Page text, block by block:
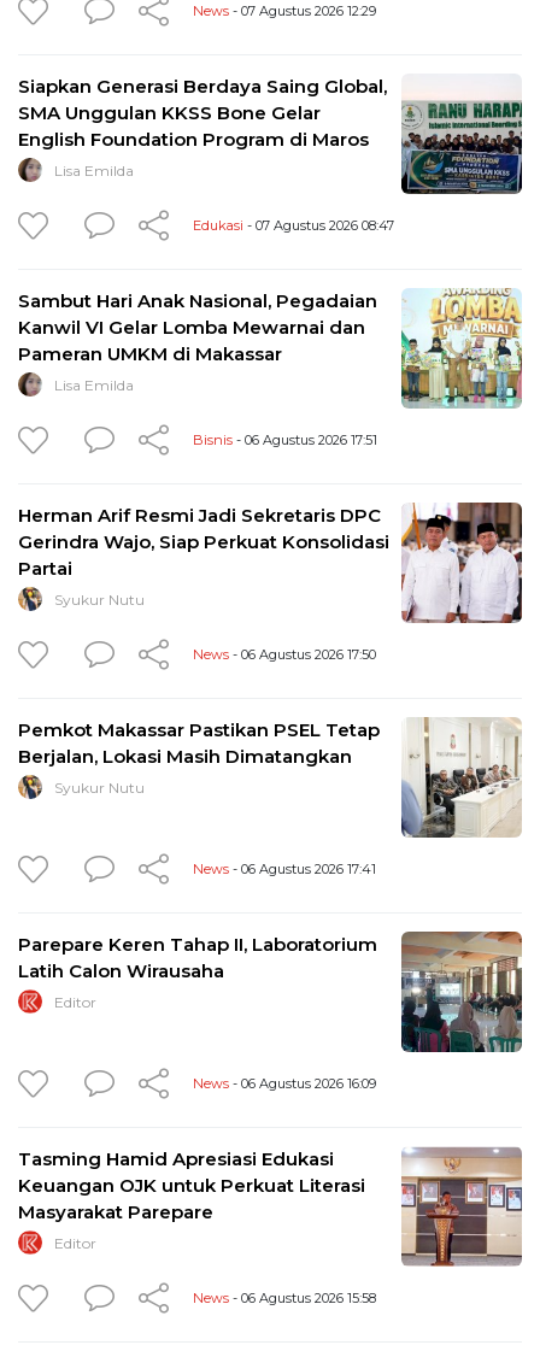
News - 07 Agustus 2026 12:29
Siapkan Generasi Berdaya Saing Global,
SMA Unggulan KKSS Bone Gelar
English Foundation Program di Maros
Lisa Emilda
Edukasi - 07 Agustus 2026 08:47
Sambut Hari Anak Nasional, Pegadaian
Kanwil VI Gelar Lomba Mewarnai dan
Pameran UMKM di Makassar
Lisa Emilda
Bisnis - 06 Agustus 2026 17:51
Herman Arif Resmi Jadi Sekretaris DPC
Gerindra Wajo, Siap Perkuat Konsolidasi
Partai
Syukur Nutu
News - 06 Agustus 2026 17:50
Pemkot Makassar Pastikan PSEL Tetap
Berjalan, Lokasi Masih Dimatangkan
Syukur Nutu
News - 06 Agustus 2026 17:41
Parepare Keren Tahap II, Laboratorium
Latih Calon Wirausaha
Editor
News - 06 Agustus 2026 16:09
Tasming Hamid Apresiasi Edukasi
Keuangan OJK untuk Perkuat Literasi
Masyarakat Parepare
Editor
News - 06 Agustus 2026 15:58